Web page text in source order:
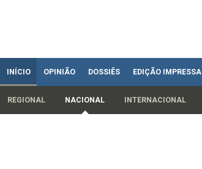
INÍCIO OPINIÃO DOSSIÊS EDIÇÃO IMPRESSA
REGIONAL NACIONAL INTERNACIONAL